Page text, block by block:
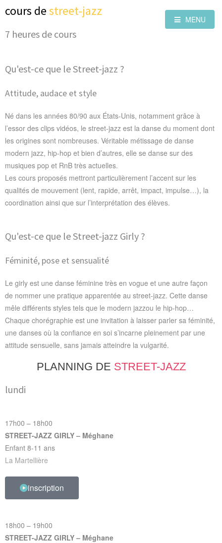
MENU
cours destreet-jazz
7 heures de cours
Qu'est-ce que le Street-jazz ?
Attitude, audace et style
Né dans les années 80/90 aux États-Unis, notamment grâce à
l’essor des clips vidéos, le street-jazz est la danse du moment dont
les origines sont nombreuses. Véritable métissage de danse
modern jazz, hip-hop et bien d’autres, elle se danse sur des
musiques pop et RnB très actuelles.
Les cours proposés mettront particulièrement l’accent sur les
qualités de mouvement (lent, rapide, arrêt, impact, impulse…), la
coordination ainsi que sur l’interprétation des élèves.
Qu'est-ce que le Street-jazz Girly ?
Féminité, pose et sensualité
Le girly est une danse féminine très en vogue et une autre façon
de nommer une pratique apparentée au street-jazz. Cette danse
mêle différents styles tels que le modern jazzou le hip-hop…
Chaque chorégraphie est une invitation à laisser parler sa féminité,
une danses où la confiance en soi s’incarne pleinement par une
attitude sensuelle, sans jamais atteindre la vulgarité.
PLANNING DE STREET-JAZZ
lundi
17h00 – 18h00
STREET-JAZZ GIRLY – Méghane
Enfant 8-11 ans
La Martellière
inscription
18h00 – 19h00
STREET-JAZZ GIRLY – Méghane